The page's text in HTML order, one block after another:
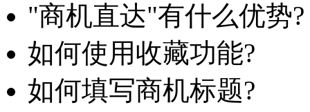
"商机直达"有什么优势?
如何使用收藏功能?
如何填写商机标题?